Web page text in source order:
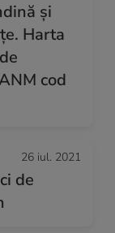
și
Harta
cod
26 iul. 2021
de